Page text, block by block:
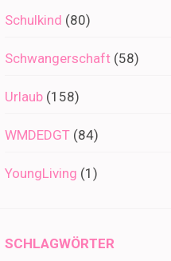
Schulkind (80)
Schwangerschaft (58)
Urlaub (158)
WMDEDGT (84)
YoungLiving (1)
SCHLAGWÖRTER